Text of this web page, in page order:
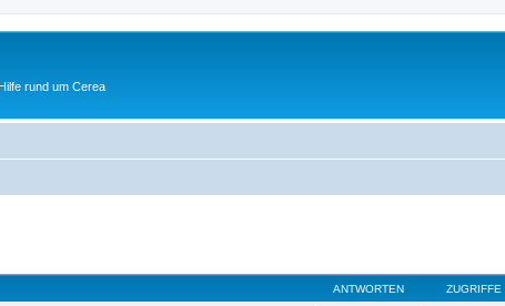
rund um Cerea
ANTWORTEN ZUGRIFFE